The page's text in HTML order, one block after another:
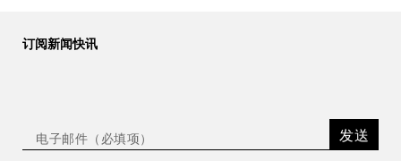
订阅新闻快讯
发送